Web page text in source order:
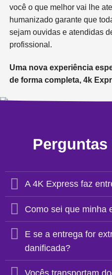
você o que melhor vai lhe
humanizado garante que
sejam ouvidas e atendidas
profissional.
Uma nova experiência
de forma completa, 4k
A 4K Express faz
Como sei que minha
E se a entrega for
danificada?
Vocês transportam